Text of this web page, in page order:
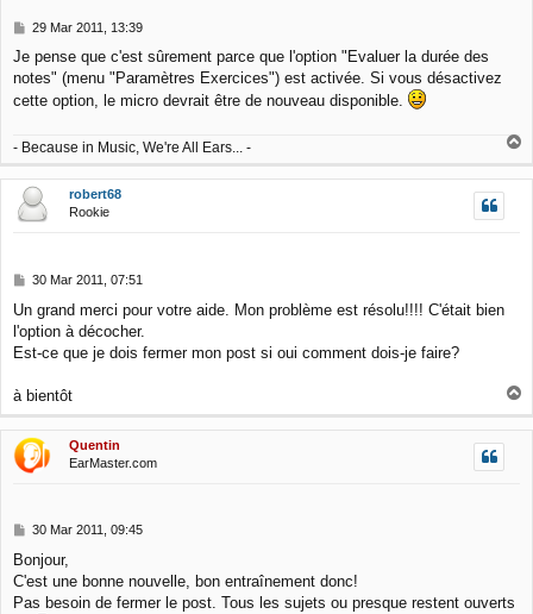
P
s
t
29 Mar 2011, 13:39
Je pense que c'est sûrement parce que l'option "Evaluer la durée des
notes" (menu "Paramètres Exercices") est activée. Si vous désactivez
cette option, le micro devrait être de nouveau disponible.
- Because in Music, We're All Ears... -
p
robert68
Rookie
P
s
t
30 Mar 2011, 07:51
Un grand merci pour votre aide. Mon problème est résolu!!!! C'était bien
l'option à décocher.
Est-ce que je dois fermer mon post si oui comment dois-je faire?
à bientôt
o
p
Quentin
EarMaster.com
P
s
t
30 Mar 2011, 09:45
Bonjour,
C'est une bonne nouvelle, bon entraînement donc!
Pas besoin de fermer le post. Tous les sujets ou presque restent ouverts